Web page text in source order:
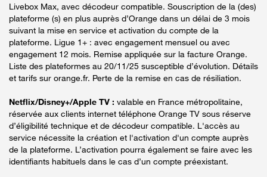
Livebox Max, avec décodeur compatible. Souscription de la (des)
plateforme (s) en plus auprès d’Orange dans un délai de 3 mois
suivant la mise en service et activation du compte de la
plateforme. Ligue 1+ : avec engagement mensuel ou avec
engagement 12 mois. Remise appliquée sur la facture Orange.
Liste des plateformes au 20/11/25 susceptible d’évolution. Détails
et tarifs sur orange.fr. Perte de la remise en cas de résiliation.
Netflix/Disney+/Apple TV : valable en France métropolitaine,
réservée aux clients internet téléphone Orange TV sous réserve
d’éligibilité technique et de décodeur compatible. L'accès au
service nécessite la création et l'activation d'un compte auprès
de la plateforme. L’activation pourra également se faire avec les
identifiants habituels dans le cas d’un compte préexistant.